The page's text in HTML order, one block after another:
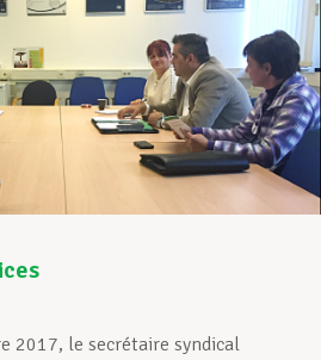
2017, le secrétaire syndical